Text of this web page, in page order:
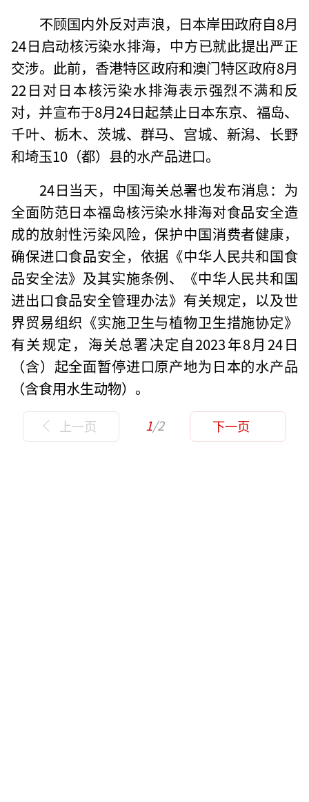
不顾国内外反对声浪，日本岸田政府自8月
24日启动核污染水排海，中方已就此提出严正
交涉。此前，香港特区政府和澳门特区政府8月
22日对日本核污染水排海表示强烈不满和反
对，并宣布于8月24日起禁止日本东京、福岛、
千叶、栃木、茨城、群马、宫城、新潟、长野
和埼玉10（都）县的水产品进口。
24日当天，中国海关总署也发布消息：为
全面防范日本福岛核污染水排海对食品安全造
成的放射性污染风险，保护中国消费者健康，
确保进口食品安全，依据《中华人民共和国食
品安全法》及其实施条例、《中华人民共和国
进出口食品安全管理办法》有关规定，以及世
界贸易组织《实施卫生与植物卫生措施协定》
有关规定，海关总署决定自2023年8月24日
（含）起全面暂停进口原产地为日本的水产品
（含食用水生动物）。
上一页 1/2 下一页